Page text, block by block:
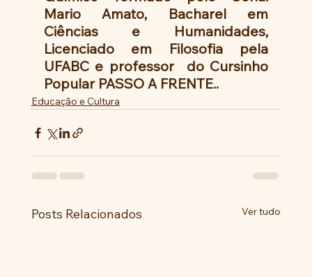
Mario Amato, Bacharel em
Ciências e Humanidades,
Licenciado em Filosofia pela
UFABC e professor  do Cursinho
Popular PASSO A FRENTE..
Educação e Cultura
Posts Relacionados Ver tudo